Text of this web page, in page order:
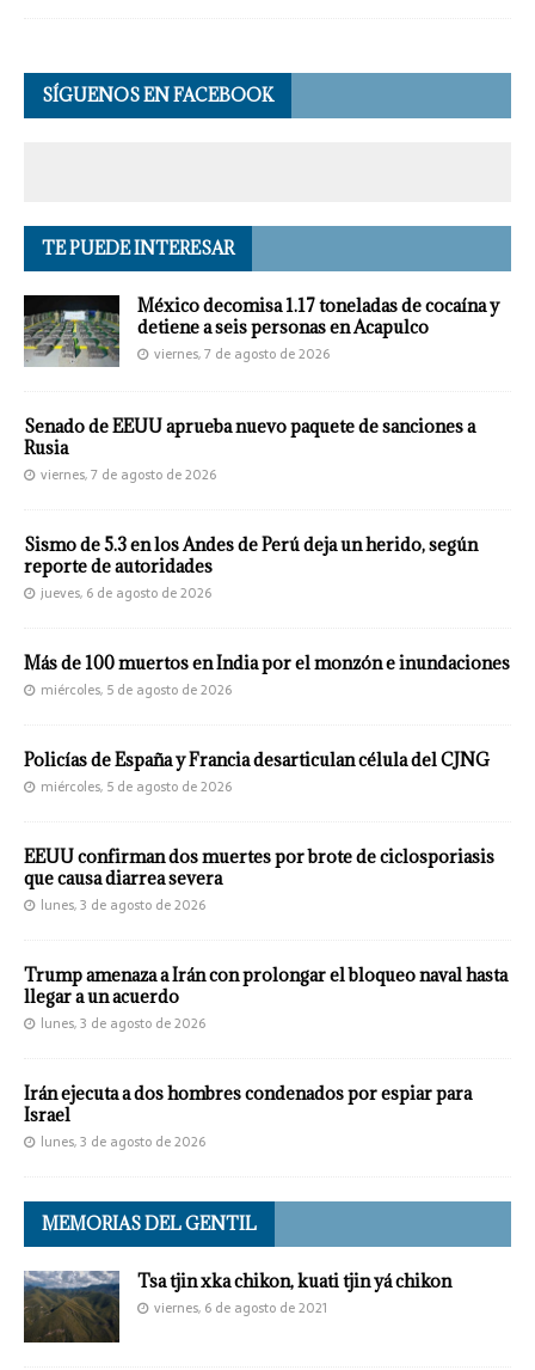
SÍGUENOS EN FACEBOOK
TE PUEDE INTERESAR
México decomisa 1.17 toneladas de cocaína y
detiene a seis personas en Acapulco
viernes, 7 de agosto de 2026
Senado de EEUU aprueba nuevo paquete de sanciones a
Rusia
viernes, 7 de agosto de 2026
Sismo de 5.3 en los Andes de Perú deja un herido, según
reporte de autoridades
jueves, 6 de agosto de 2026
Más de 100 muertos en India por el monzón e inundaciones
miércoles, 5 de agosto de 2026
Policías de España y Francia desarticulan célula del CJNG
miércoles, 5 de agosto de 2026
EEUU confirman dos muertes por brote de ciclosporiasis
que causa diarrea severa
lunes, 3 de agosto de 2026
Trump amenaza a Irán con prolongar el bloqueo naval hasta
llegar a un acuerdo
lunes, 3 de agosto de 2026
Irán ejecuta a dos hombres condenados por espiar para
Israel
lunes, 3 de agosto de 2026
MEMORIAS DEL GENTIL
Tsa tjin xka chikon, kuati tjin yá chikon
viernes, 6 de agosto de 2021